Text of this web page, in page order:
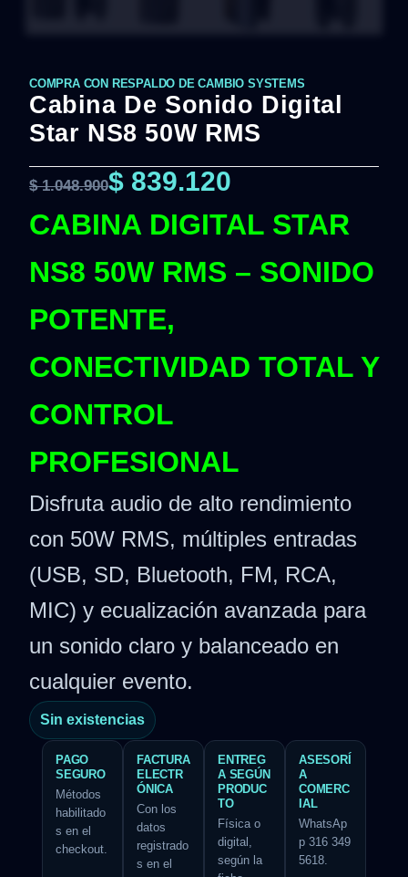
COMPRA CON RESPALDO DE CAMBIO SYSTEMS
Cabina De Sonido Digital
Star NS8 50W RMS
$1.048.900$ 839.120
CABINA DIGITAL STAR
NS8 50W RMS – SONIDO
POTENTE,
CONECTIVIDAD TOTAL Y
CONTROL
PROFESIONAL
Disfruta audio de alto rendimiento
con 50W RMS, múltiples entradas
(USB, SD, Bluetooth, FM, RCA,
MIC) y ecualización avanzada para
un sonido claro y balanceado en
cualquier evento.
Sin existencias
PAGO
SEGURO
Métodos
habilitado
s en el
checkout.
FACTURA
ELECTR
ÓNICA
Con los
datos
registrado
s en el
ENTREG
A SEGÚN
PRODUC
TO
Física o
digital,
según la
ASESORÍ
A
COMERC
IAL
WhatsAp
p 316 349
5618.